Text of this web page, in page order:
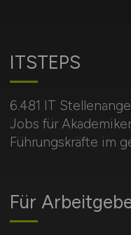
ITSTEPS
6.481 IT
Jobs für
Führungskräfte im
Für